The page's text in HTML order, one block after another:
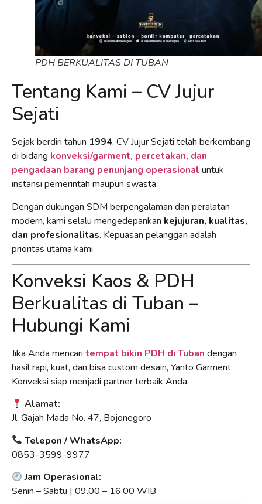
PDH BERKUALITAS DI TUBAN
Tentang Kami – CV Jujur
Sejati
Sejak berdiri tahun 1994, CV Jujur Sejati telah berkembang
di bidang konveksi/garment, percetakan, dan
pengadaan barang penunjang operasional untuk
instansi pemerintah maupun swasta.
Dengan dukungan SDM berpengalaman dan peralatan
modern, kami selalu mengedepankan kejujuran, kualitas,
dan profesionalitas. Kepuasan pelanggan adalah
prioritas utama kami.
Konveksi Kaos & PDH
Berkualitas di Tuban –
Hubungi Kami
Jika Anda mencari tempat bikin PDH di Tuban dengan
hasil rapi, kuat, dan bisa custom desain, Yanto Garment
Konveksi siap menjadi partner terbaik Anda.
Alamat:
Jl. Gajah Mada No. 47, Bojonegoro
Telepon / WhatsApp:
0853-3599-9977
Jam Operasional:
Senin – Sabtu | 09.00 – 16.00 WIB